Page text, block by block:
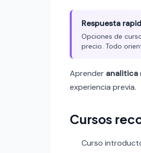
Respuesta
Opciones de
precio. Todo
Aprender analitica
experiencia previa.
Cursos
Curso